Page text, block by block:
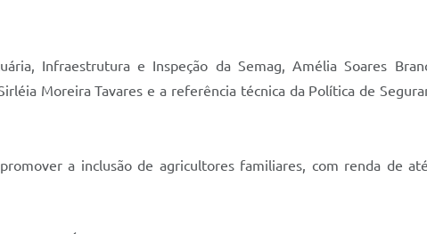
Infraestrutura e Inspeção da Semag, Amélia Soares
Moreira Tavares e a referência técnica da Política de
a inclusão de agricultores familiares, com renda de